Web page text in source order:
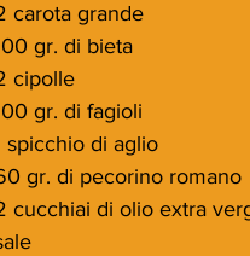
carota grande
gr. di bieta
cipolle
gr. di fagioli
spicchio di aglio
gr. di pecorino romano
cucchiai di olio extra